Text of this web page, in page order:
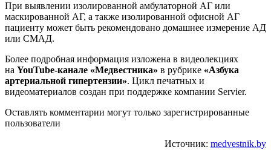
При выявлении изолированной амбулаторной АГ или
маскированной АГ, а также изолированной офисной АГ
пациенту может быть рекомендовано домашнее измерение АД
или СМАД.
Более подробная информация изложена в видеолекциях
на YouTube-канале «Медвестника» в рубрике «Азбука
артериальной гипертензии». Цикл печатных и
видеоматериалов создан при поддержке компании Servier.
Оставлять комментарии могут только зарегистрированные
пользователи
Источник: medvestnik.by